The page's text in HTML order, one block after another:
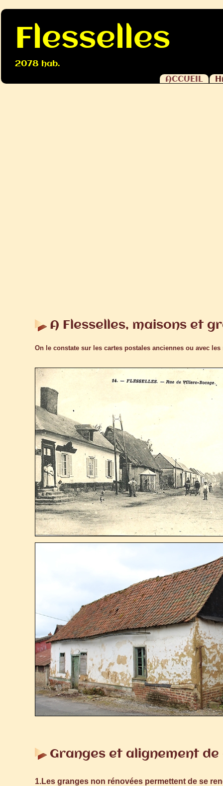
Flesselles
2078 hab.
ACCUEIL
A Flesselles, maisons et
On le constate sur les cartes postales anciennes ou avec
Granges et alignement
1.Les granges non rénovées permettent de se